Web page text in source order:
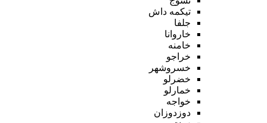
تیکمه داش
جلفا
خاروانا
خامنه
خراجو
خسروشهر
خضرلو
خمارلو
خواجه
دوزدوزان